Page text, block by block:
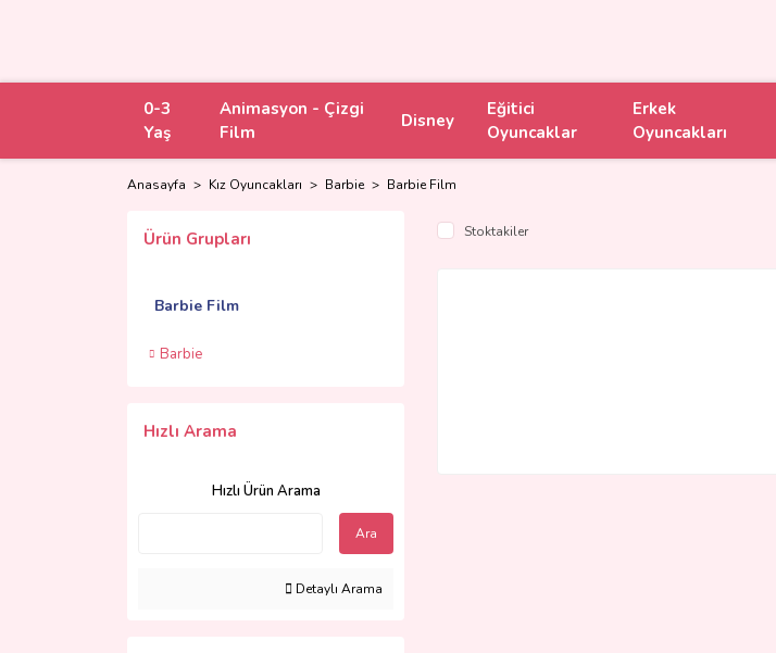
0-3
Yaş
Animasyon - Çizgi
Film
Disney
Eğitici
Oyuncaklar
Erkek
Oyuncakları
Anasayfa Kız Oyuncakları Barbie Barbie Film
Ürün Grupları
Barbie Film
Barbie
Hızlı Arama
Hızlı Ürün Arama
Ara
Detaylı Arama
Stoktakiler